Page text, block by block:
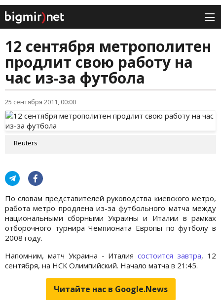
12 сентября метрополитен
продлит свою работу на
час из-за футбола
25 сентября 2011, 00:00
Reuters
По словам представителей руководства киевского метро,
работа метро продлена из-за футбольного матча между
национальными сборными Украины и Италии в рамках
отборочного турнира Чемпионата Европы по футболу в
2008 году.
Напомним, матч Украина - Италиясостоится завтра, 12
сентября, на НСК Олимпийский. Начало матча в 21:45.
Читайте нас в Google.News